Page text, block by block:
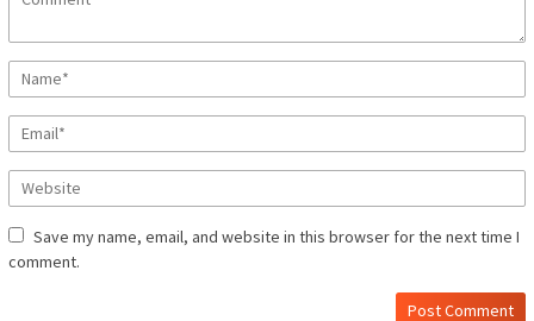
Save my name, email, and website in this browser for the next time I
comment.